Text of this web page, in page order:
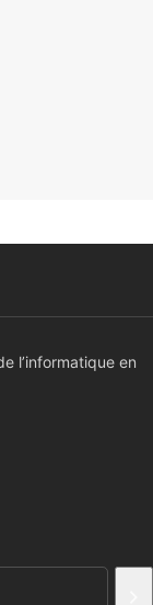
l’informatique en